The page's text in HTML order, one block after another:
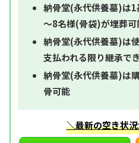
納骨堂(永代供養墓)は
～8名様(骨袋)が埋葬可
納骨堂(永代供養墓)は
支払われる限り継承で
納骨堂(永代供養墓)は
骨可能
＼最新の空き状